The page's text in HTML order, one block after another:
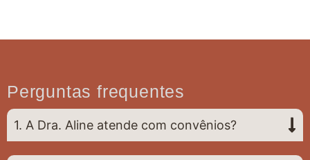
Perguntas frequentes
1. A Dra. Aline atende com convênios?